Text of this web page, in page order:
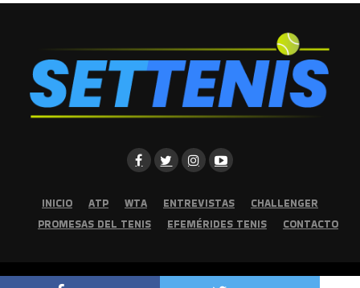
INICIO ATP WTA ENTREVISTAS
CHALLENGER
PROMESAS DEL TENIS
EFEMÉRIDES TENIS CONTACTO
Copyright © 2026 | Set Tenis | Todos los derechos reservados